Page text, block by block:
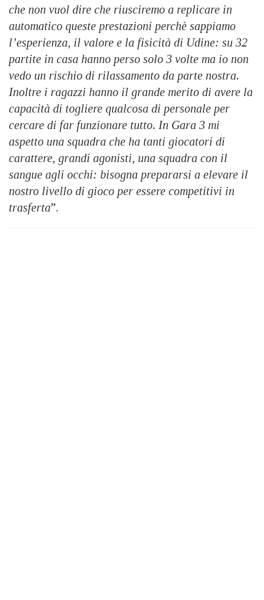
che non vuol dire che riusciremo a replicare in
automatico queste prestazioni perchè sappiamo
l’esperienza, il valore e la fisicità di Udine: su 32
partite in casa hanno perso solo 3 volte ma io non
vedo un rischio di rilassamento da parte nostra.
Inoltre i ragazzi hanno il grande merito di avere la
capacità di togliere qualcosa di personale per
cercare di far funzionare tutto. In Gara 3 mi
aspetto una squadra che ha tanti giocatori di
carattere, grandi agonisti, una squadra con il
sangue agli occhi: bisogna prepararsi a elevare il
nostro livello di gioco per essere competitivi in
trasferta”.